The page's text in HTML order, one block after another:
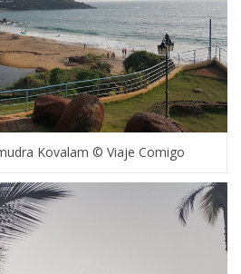
Kovalam © Viaje Comigo